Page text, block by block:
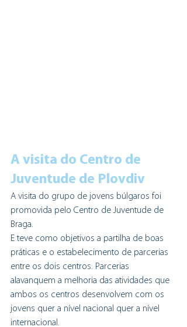
A visita do Centro de
Juventude de Plovdiv
A visita do grupo de jovens búlgaros foi
promovida pelo Centro de Juventude de
Braga.
E teve como objetivos a partilha de boas
práticas e o estabelecimento de parcerias
entre os dois centros. Parcerias
alavanquem a melhoria das atividades que
ambos os centros desenvolvem com os
jovens quer a nível nacional quer a nível
internacional.